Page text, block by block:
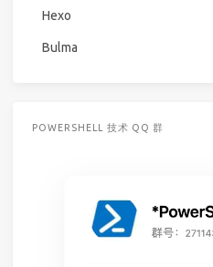
Hexo
Bulma
POWERSHELL 技术 QQ 群